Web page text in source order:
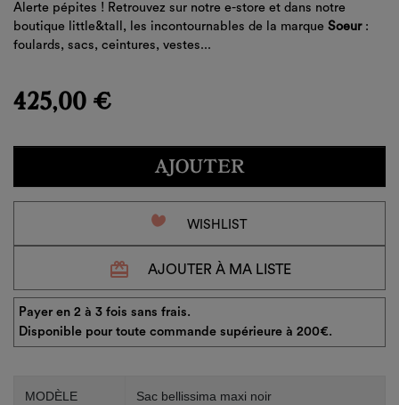
Alerte pépites ! Retrouvez sur notre e-store et dans notre
boutique little&tall, les incontournables de la marque Soeur:
foulards, sacs, ceintures, vestes...
425,00 €
AJOUTER
favorite_border WISHLIST
redeem AJOUTER À MA LISTE
Payer en 2 à 3 fois sans frais.
Disponible pour toute commande supérieure à 200€.
MODÈLE Sac bellissima maxi noir